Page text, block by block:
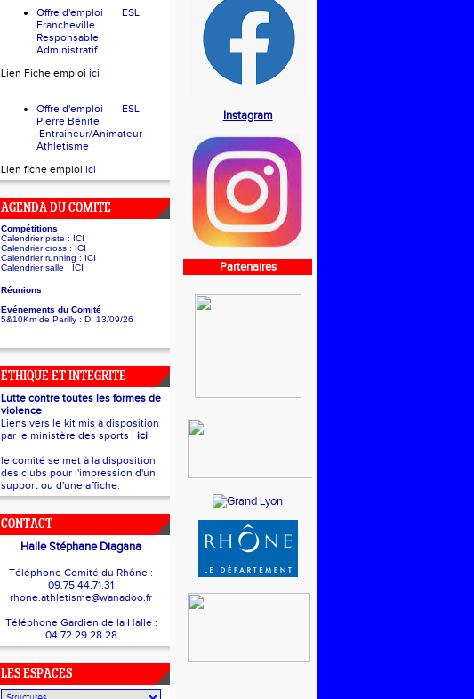
Offre d'emploi ESL
Francheville
Responsable
Administratif
Lien Fiche emploi ici
Offre d'emploi ESL
Pierre Bénite
Entraineur/Animateur
Athletisme
Lien fiche emploi ici
AGENDA DU COMITE
Compétitions
Calendrier piste : ICI
Calendrier cross : ICI
Calendrier running : ICI
Calendrier salle : ICI
Réunions
Evénements du Comité
5&10Km de Parilly : D. 13/09/26
ETHIQUE ET INTEGRITE
Lutte contre toutes les formes de
violence
Liens vers le kit mis à disposition
par le ministère des sports : ici
le comité se met à la disposition
des clubs pour l'impression d'un
support ou d'une affiche.
CONTACT
Halle Stéphane Diagana
Téléphone Comité du Rhône :
09.75.44.71.31
rhone.athletisme@wanadoo.fr
Téléphone Gardien de la Halle :
04.72.29.28.28
LES ESPACES
Instagram
Partenaires